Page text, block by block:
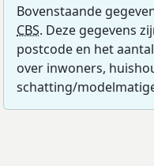
Bovenstaande
CBS. Deze gegevens
postcode en het
over inwoners,
schatting/